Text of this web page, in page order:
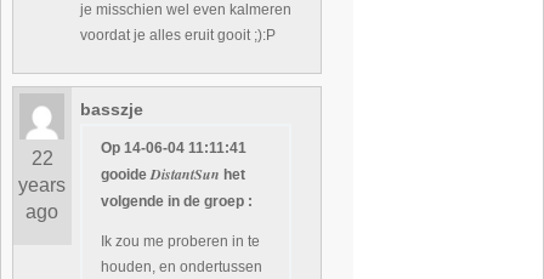
je misschien wel even kalmeren
voordat je alles eruit gooit ;):P
22
years
ago
basszje
Op 14-06-04 11:11:41
gooideDistantSun het
volgende in de groep :
Ik zou me proberen in te
houden, en ondertussen